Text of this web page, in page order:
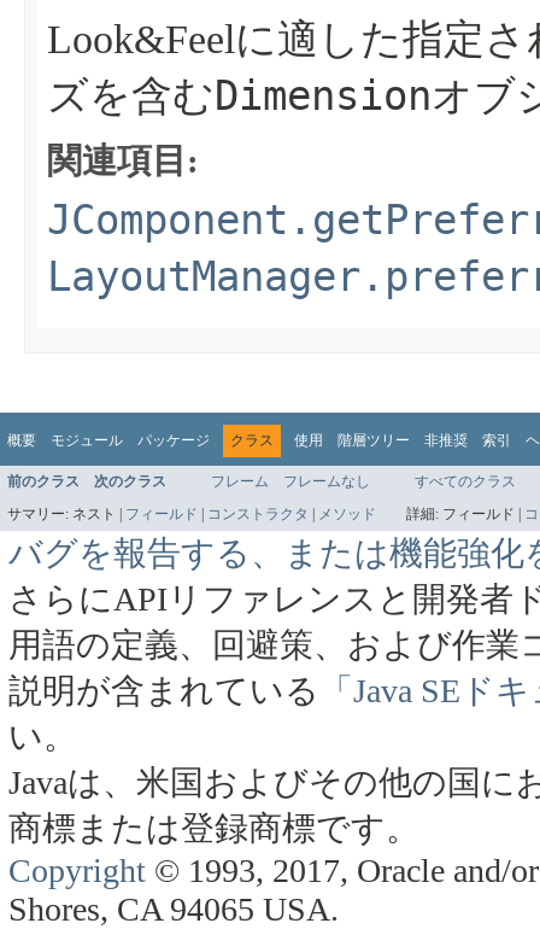
Look&Feelに適した指定
ズを含むDimensionオブ
関連項目:
概要 モジュール パッケージ クラス 使用 階層ツリー 非推奨 索引
前のクラス 次のクラス フレーム フレームなし
すべてのクラス
サマリー: ネスト | フィールド | コンストラクタ | メソッド 詳細: フィールド |
バグを報告する、または機能強化
さらにAPIリファレンスと開発者
用語の定義、回避策、および作
説明が含まれている
「Java SEド
い。
Javaは、米国およびその他の国に
商標または登録商標です。
Copyright © 1993, 2017, Oracle and/
Shores, CA 94065 USA.